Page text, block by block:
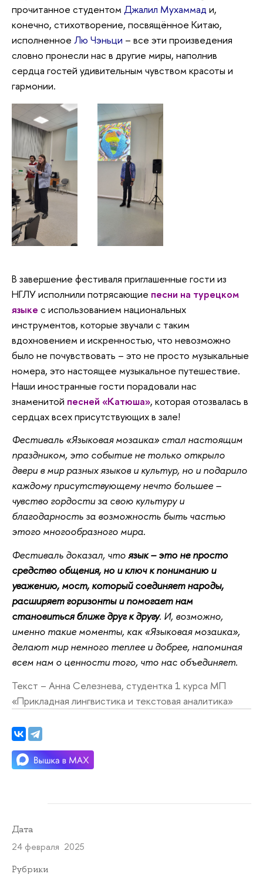
прочитанное студентом Джалил Мухаммад и,
конечно, стихотворение, посвящённое Китаю,
исполненное Лю Чэньци – все эти произведения
словно пронесли нас в другие миры, наполнив
сердца гостей удивительным чувством красоты и
гармонии.
В завершение фестиваля приглашенные гости из
НГЛУ исполнили потрясающие песни на турецком
языке с использованием национальных
инструментов, которые звучали с таким
вдохновением и искренностью, что невозможно
было не почувствовать – это не просто музыкальные
номера, это настоящее музыкальное путешествие.
Наши иностранные гости порадовали нас
знаменитой песней «Катюша», которая отозвалась в
сердцах всех присутствующих в зале!
Фестиваль «Языковая мозаика» стал настоящим
праздником, это событие не только открыло
двери в мир разных языков и культур, но и подарило
каждому присутствующему нечто большее –
чувство гордости за свою культуру и
благодарность за возможность быть частью
этого многообразного мира.
Фестиваль доказал, чтоязык – это не просто
средство общения, но и ключ к пониманию и
уважению, мост, который соединяет народы,
расширяет горизонты и помогает нам
становиться ближе друг к другу. И, возможно,
именно такие моменты, как «Языковая мозаика»,
делают мир немного теплее и добрее, напоминая
всем нам о ценности того, что нас объединяет.
Текст – Анна Селезнева, студентка 1 курса МП
«Прикладная лингвистика и текстовая аналитика»
Дата
24 февраля 2025
Рубрики